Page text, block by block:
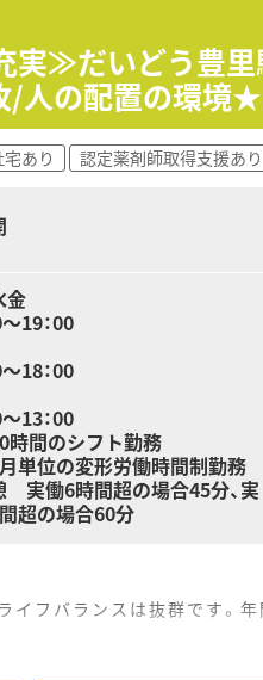
合わせて長期連休の取得も
ークライフバランスを保て
与に反映される仕組みがあ
実≫だいどう豊
/人の配置の環境★
宅あり 認定薬剤師取得支援あり
金
19：00
18：00
13：00
間のシフト勤務
単位の変形労働時間制勤務
実働6時間超の場合45分、実
超の場合60分
イフバランスは抜群です。